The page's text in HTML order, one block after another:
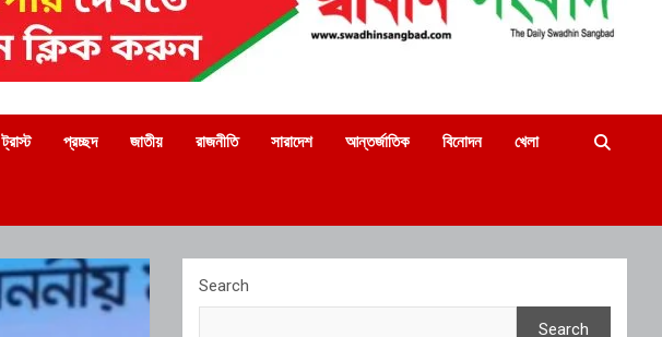
প্রচ্ছদ জাতীয় রাজনীতি সারাদেশ আন্তর্জাতিক বিনোদন খেলা
Search
Search